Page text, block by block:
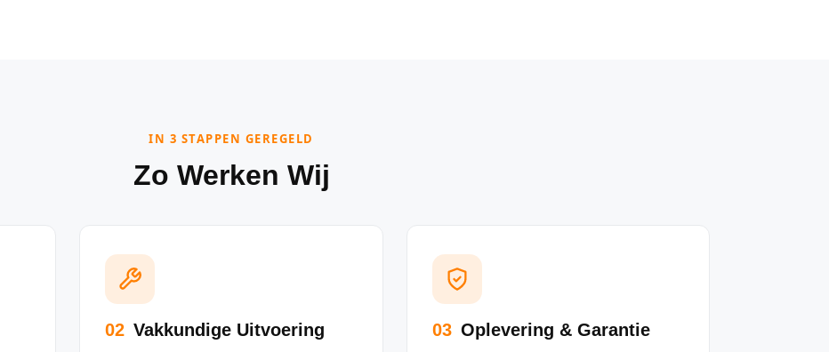
IN 3 STAPPEN GEREGELD
Zo Werken Wij
02 Vakkundige Uitvoering 03 Oplevering & Garantie